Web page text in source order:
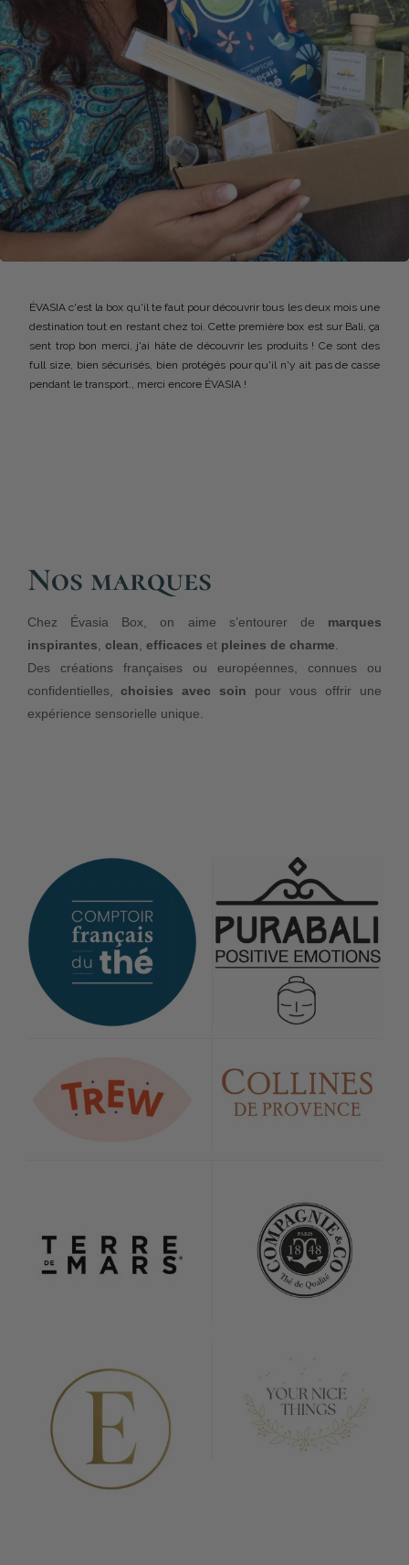
ÉVASIA c'est la box qu'il te faut pour découvrir tous les deux mois une
destination tout en restant chez toi. Cette première box est sur Bali, ça
sent trop bon merci, j'ai hâte de découvrir les produits ! Ce sont des
full size, bien sécurisés, bien protégés pour qu'il n'y ait pas de casse
pendant le transport., merci encore ÉVASIA !
Nos marques
Chez Évasia Box, on aime s’entourer de marques
inspirantes clean efficaces et pleines de charme
Des créations françaises ou européennes, connues ou
confidentielles, choisies avec soin pour vous offrir une
expérience sensorielle unique.